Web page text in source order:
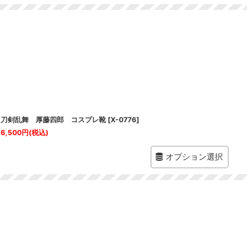
刀剣乱舞 厚藤四郎 コスプレ靴 [X-0776]
6,500円(税込)
オプション選択